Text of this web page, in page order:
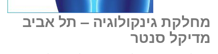
מחלקת גינקולוגיה – תל אביב
מדיקל סנטר